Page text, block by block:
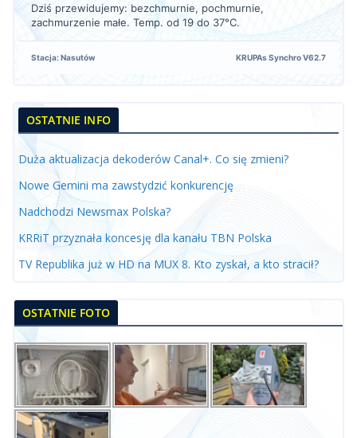
Dziś przewidujemy: bezchmurnie, pochmurnie,
zachmurzenie małe. Temp. od 19 do 37°C.
Stacja: Nasutów KRUPAs Synchro V62.7
OSTATNIE INFO
Duża aktualizacja dekoderów Canal+. Co się zmieni?
Nowe Gemini ma zawstydzić konkurencję
Nadchodzi Newsmax Polska?
KRRiT przyznała koncesję dla kanału TBN Polska
TV Republika już w HD na MUX 8. Kto zyskał, a kto stracił?
OSTATNIE FOTO